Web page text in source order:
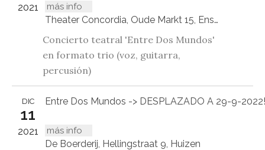
más info
2021
Theater Concordia, Oude Markt 15, Enschede
Concierto teatral 'Entre Dos Mundos'
en formato trio (voz, guitarra,
percusión)
Entre Dos Mundos -> DESPLAZADO A 29-9-2022!
más info
DIC
11
2021
De Boerderij, Hellingstraat 9, Huizen